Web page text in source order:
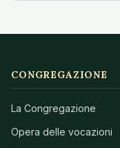
CONGREGAZIONE
La Congregazione
Opera delle vocazioni